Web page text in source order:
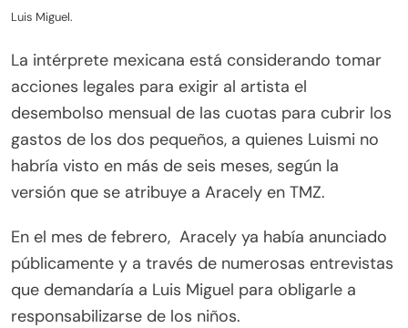
Luis Miguel.
La intérprete mexicana está considerando tomar
acciones legales para exigir al artista el
desembolso mensual de las cuotas para cubrir los
gastos de los dos pequeños, a quienes Luismi no
habría visto en más de seis meses, según la
versión que se atribuye a Aracely en TMZ.
En el mes de febrero, Aracely ya había anunciado
públicamente y a través de numerosas entrevistas
que demandaría a Luis Miguel para obligarle a
responsabilizarse de los niños.